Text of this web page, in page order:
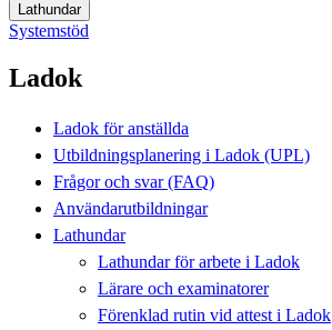
Lathundar
Systemstöd
Ladok
Ladok för anställda
Utbildningsplanering i Ladok (UPL)
Frågor och svar (FAQ)
Användarutbildningar
Lathundar
Lathundar för arbete i Ladok
Lärare och examinatorer
Förenklad rutin vid attest i Ladok